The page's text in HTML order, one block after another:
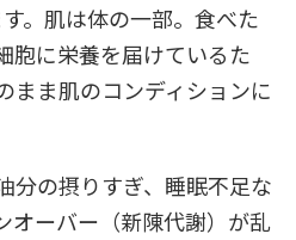
。肌は体の一部。食べた
胞に栄養を届けているた
まま肌のコンディションに
分の摂りすぎ、睡眠不足な
オーバー（新陳代謝）が乱